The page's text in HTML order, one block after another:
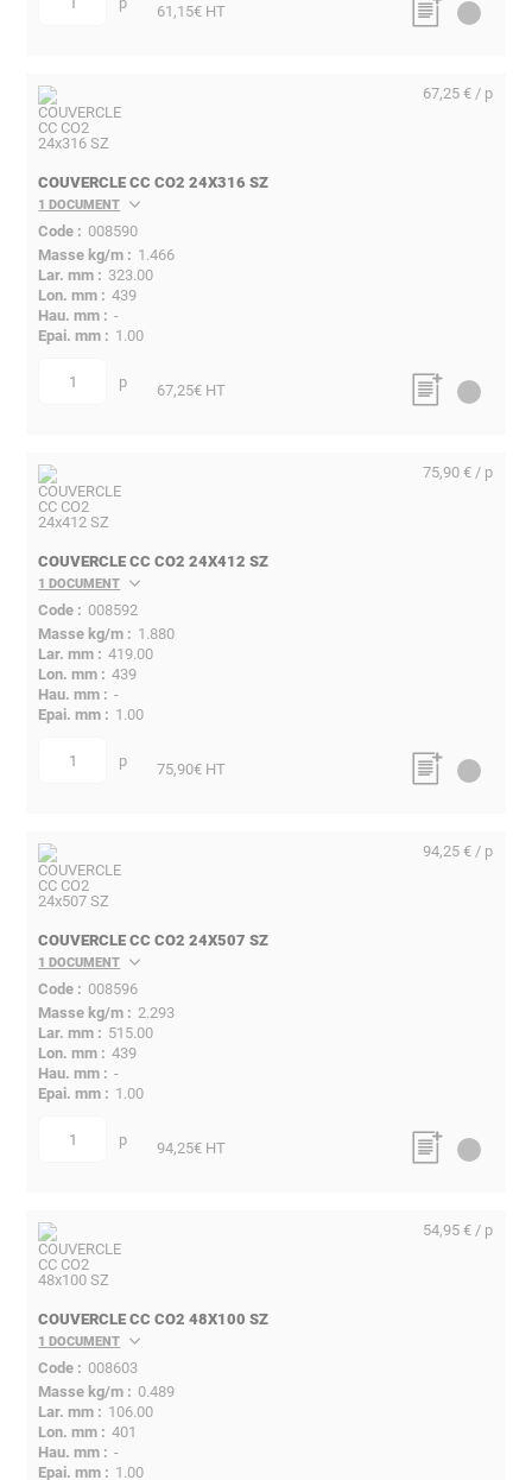
quantité 61,15€ HT
COUVERCLE CC CO2 24X316 SZ
1 DOCUMENT
008590
1.466
323.00
439
-
1.00
quantité p
67,25 € / p
67,25€ HT
COUVERCLE CC CO2 24X412 SZ
1 DOCUMENT
008592
1.880
419.00
439
-
1.00
quantité p
75,90 € / p
75,90€ HT
COUVERCLE CC CO2 24X507 SZ
1 DOCUMENT
008596
2.293
515.00
439
-
1.00
quantité p
94,25 € / p
94,25€ HT
COUVERCLE CC CO2 48X100 SZ
1 DOCUMENT
008603
0.489
106.00
401
-
1.00
54,95 € / p